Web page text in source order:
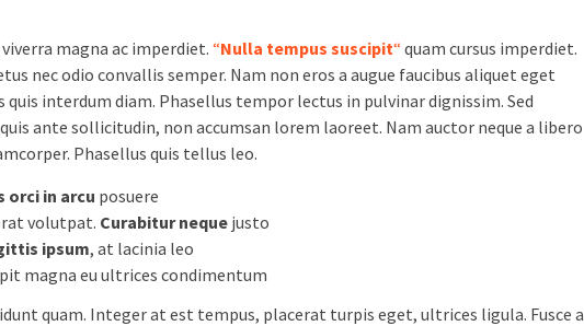
magna ac imperdiet. “Nulla tempus suscipit“ quam cursus imperdiet.
nec odio convallis semper. Nam non eros a augue faucibus aliquet eget
quis interdum diam. Phasellus tempor lectus in pulvinar dignissim. Sed
ante sollicitudin, non accumsan lorem laoreet. Nam auctor neque a libero
Phasellus quis tellus leo.
orci in arcu posuere
volutpat. Curabitur neque justo
ipsum, at lacinia leo
magna eu ultrices condimentum
quam. Integer at est tempus, placerat turpis eget, ultrices ligula. Fusce a